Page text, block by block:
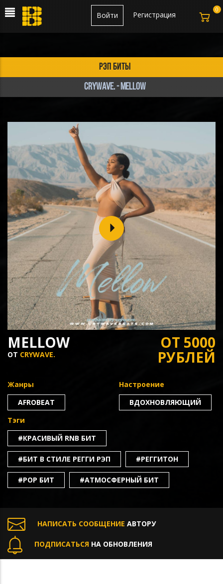
Регистрация
Войти
рэп биты
CRYWAVE. - Mellow
MELLOW
ОТ CRYWAVE.
ОТ 5000
РУБЛЕЙ
Жанры
AFROBEAT
Настроение
ВДОХНОВЛЯЮЩИЙ
Тэги
#КРАСИВЫЙ RNB БИТ
#БИТ В СТИЛЕ РЕГГИ РЭП #РЕГГИТОН
#POP БИТ #АТМОСФЕРНЫЙ БИТ
НАПИСАТЬ СООБЩЕНИЕ АВТОРУ
ПОДПИСАТЬСЯ НА ОБНОВЛЕНИЯ
0